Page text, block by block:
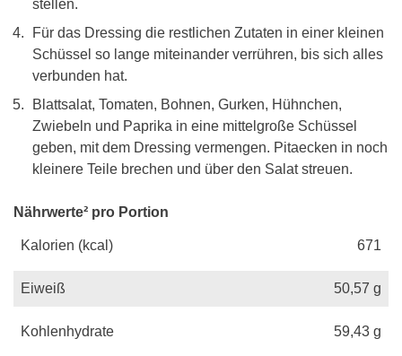
stellen.
Für das Dressing die restlichen Zutaten in einer kleinen
Schüssel so lange miteinander verrühren, bis sich alles
verbunden hat.
Blattsalat, Tomaten, Bohnen, Gurken, Hühnchen,
Zwiebeln und Paprika in eine mittelgroße Schüssel
geben, mit dem Dressing vermengen. Pitaecken in noch
kleinere Teile brechen und über den Salat streuen.
Nährwerte² pro Portion
Kalorien (kcal) 671
Eiweiß 50,57 g
Kohlenhydrate 59,43 g